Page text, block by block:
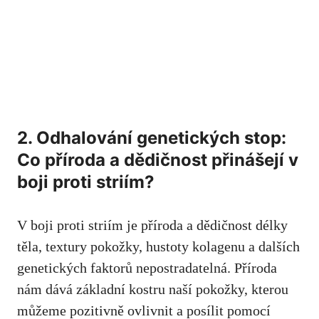
2. Odhalování genetických stop:‍
Co příroda a dědičnost přinášejí v
boji proti striím?
V​ boji proti striím je příroda⁣ a ‍dědičnost délky
těla, textury pokožky, ⁣hustoty ‍kolagenu a dalších
genetických faktorů nepostradatelná. Příroda
nám dává základní kostru naší pokožky, kterou
můžeme pozitivně ovlivnit a posílit pomocí